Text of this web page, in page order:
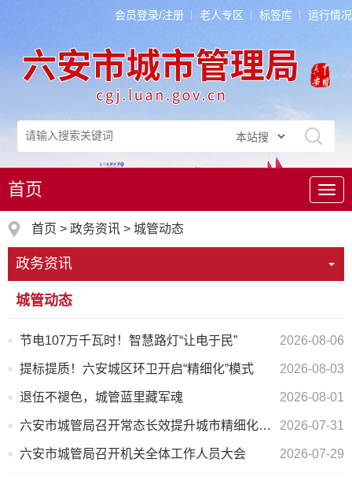
会员登录/注册 老人专区 标签库 运行情况
导
航
首页
首页 > 政务资讯 > 城管动态
政务资讯
城管动态
节电107万千瓦时！智慧路灯“让电于民” 2026-08-06
提标提质！六安城区环卫开启“精细化”模式 2026-08-03
退伍不褪色，城管蓝里藏军魂 2026-08-01
六安市城管局召开常态长效提升城市精细化管理水平工作调度会议 2026-07-31
六安市城管局召开机关全体工作人员大会 2026-07-29